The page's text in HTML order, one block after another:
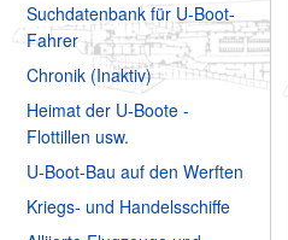
Suchdatenbank für U-Boot-
Fahrer
Chronik (Inaktiv)
Heimat der U-Boote -
Flottillen usw.
U-Boot-Bau auf den Werften
Kriegs- und Handelsschiffe